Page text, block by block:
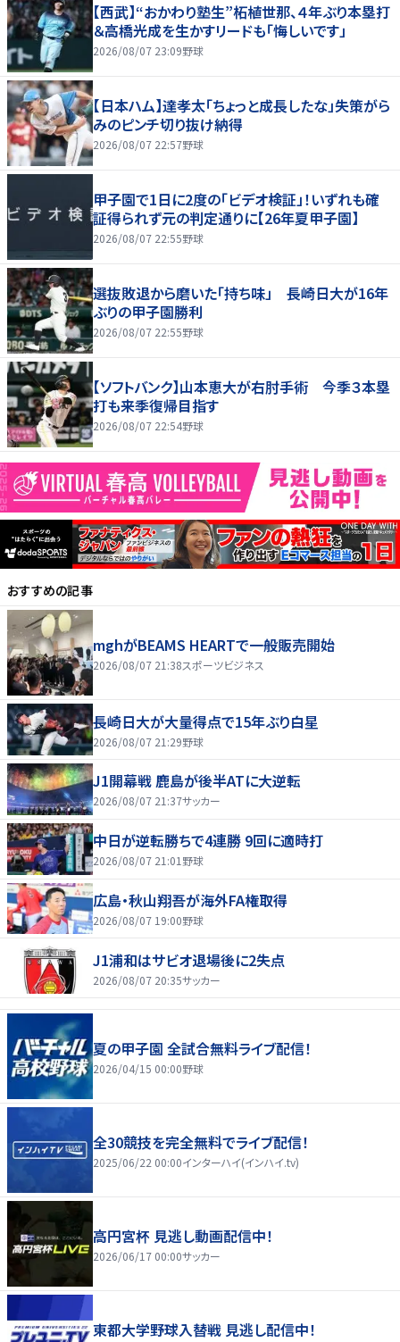
【西武】“おかわり塾生”柘植世那、４年ぶり本塁打
＆高橋光成を生かすリードも「悔しいです」
2026/08/07 23:09野球
【日本ハム】達孝太「ちょっと成長したな」失策がら
みのピンチ切り抜け納得
2026/08/07 22:57野球
甲子園で1日に2度の「ビデオ検証」！いずれも確
証得られず元の判定通りに【26年夏甲子園】
2026/08/07 22:55野球
選抜敗退から磨いた「持ち味」 長崎日大が16年
ぶりの甲子園勝利
2026/08/07 22:55野球
【ソフトバンク】山本恵大が右肘手術 今季３本塁
打も来季復帰目指す
2026/08/07 22:54野球
おすすめの記事
mghがBEAMS HEARTで一般販売開始
2026/08/07 21:38スポーツビジネス
長崎日大が大量得点で15年ぶり白星
2026/08/07 21:29野球
J1開幕戦 鹿島が後半ATに大逆転
2026/08/07 21:37サッカー
中日が逆転勝ちで4連勝 9回に適時打
2026/08/07 21:01 野球
広島・秋山翔吾が海外FA権取得
2026/08/07 19:00野球
J1浦和はサビオ退場後に2失点
2026/08/07 20:35サッカー
夏の甲子園 全試合無料ライブ配信！
2026/04/15 00:00野球
全30競技を完全無料でライブ配信！
2025/06/22 00:00インターハイ(インハイ.tv)
高円宮杯 見逃し動画配信中！
2026/06/17 00:00サッカー
東都大学野球入替戦 見逃し配信中！